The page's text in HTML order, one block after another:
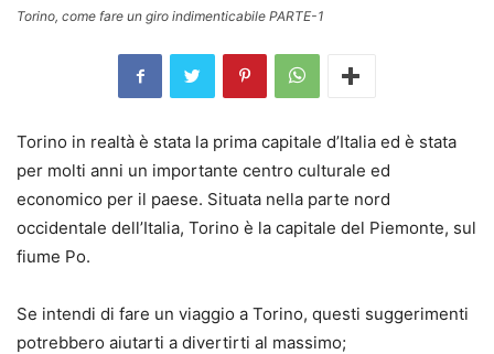
Torino, come fare un giro indimenticabile PARTE-1
Torino in realtà è stata la prima capitale d’Italia ed è stata
per molti anni un importante centro culturale ed
economico per il paese. Situata nella parte nord
occidentale dell’Italia, Torino è la capitale del Piemonte, sul
fiume Po.
Se intendi di fare un viaggio a Torino, questi suggerimenti
potrebbero aiutarti a divertirti al massimo;